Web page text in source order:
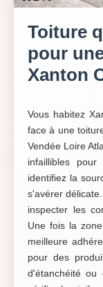
Toiture
pour
Xanton
Vous habitez
face à une
Vendée Loire
infaillibles pour
identifiez la
s'avérer
inspecter les
Une fois la
meilleure
pour des
d'étanchéité ou